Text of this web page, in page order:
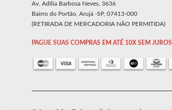
Av. Adília Barbosa Neves, 3636
Bairro do Portão, Arujá -SP, 07413-000
(RETIRADA DE MERCADORIA NÃO PERMITIDA)
PAGUE SUAS COMPRAS EM ATÉ 10X SEM JUROS